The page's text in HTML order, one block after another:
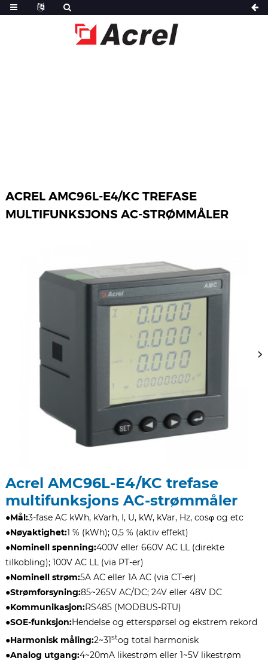
ACREL AMC96L-E4/KC TREFASE
MULTIFUNKSJONS AC-STRØMMÅLER
Acrel AMC96L-E4/KC trefase
multifunksjons AC-strømmåler
●Mål:3-fase AC kWh, kVarh, I, U, kW, kVar, Hz, cosφ og etc
●Nøyaktighet:1 % (kWh); 0,5 % (aktiv effekt)
●Nominell spenning:400V eller 660V AC LL (direkte
tilkobling); 100V AC LL (via PT-er)
●Nominell strøm:5A AC eller 1A AC (via CT-er)
●Strømforsyning:85~265V AC/DC; 24V eller 48V DC
●Kommunikasjon:RS485 (MODBUS-RTU)
●SOE-funksjon:Hendelse og etterspørsel og ekstrem rekord
●Harmonisk måling:2~31stog total harmonisk
●Analog utgang:4~20mA likestrøm eller 1~5V likestrøm